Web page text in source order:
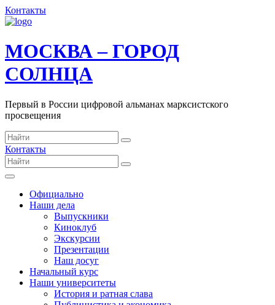
Контакты
МОСКВА – ГОРОД
СОЛНЦА
Первый в России цифровой альманах марксистского
просвещения
Контакты
Официально
Наши дела
Выпускники
Киноклуб
Экскурсии
Презентации
Наш досуг
Начальный курс
Наши университеты
История и ратная слава